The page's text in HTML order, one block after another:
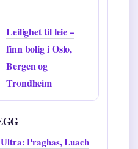
Leilighet til leie –
finn bolig i Oslo,
Bergen og
Trondheim
Praghas, Luach